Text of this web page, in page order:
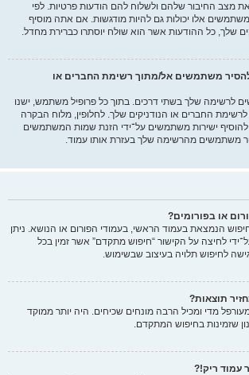
מצב החיבור שלהם ולשלוח להם הודעות פרטיות. לפי
אלו יכולות גם להיות מודגשות. אם אתה מוסיף
שלך, כל ההודעות אשר הוא שולח יוסתרו כברירת מחדל.
/ להסיר משתמשים אל/מתוך רשימת החברים או
לרשימה שלך בשתי דרכים. בתוך כל פרופיל משתמש, ישנו
החברים או הנודניקים שלך. לחלופין, מלוח הבקרה
ישירות משתמשים על־ידי הזנת שמות המשתמשים
משתמשים מהרשימה שלך בעזרת אותו עמוד.
או בפורומים?
הנמצאת בעמוד הראשי, בעמודי הפורום או הנושא. ניתן
לחיצה על הקישור “חיפוש מתקדם” אשר זמין בכל
לחיפוש תלויה בעיצוב שבשימוש.
תוצאות?
מדי ומכיל הרבה מונחים שכיחים. היה יותר ממוקד
שזמינות בחיפוש המתקדם.
עמוד ריק!?